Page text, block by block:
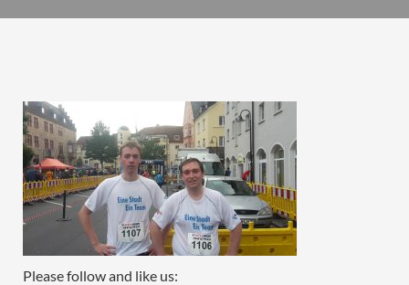
Please follow and like us: